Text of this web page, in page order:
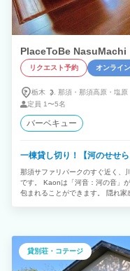
PlaceToBe NasuMachi
リクエスト予約 オンライ
栃木 那須・ 那須高原・ 塩原
定員 1〜5名
バーベキュー
一棟貸し切り！【河のせせ
那須サファリパークのすぐ近く、
です。 Kaonは「河音：河の音」
包まれることができます。 隠れ家
うなロフト、お仕事にも最適なワ
のBBQ(鉄板）、 その他充実の設
観光地へのアクセス』（車での所
ーク（5分） 南ヶ丘牧場（6分）
貸別荘・コテージ